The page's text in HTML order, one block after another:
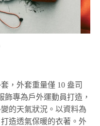
，外套重量僅 10 盎司
飾專為戶外運動員打造，
的天氣狀況。以資料為
造透氣保暖的衣著。外